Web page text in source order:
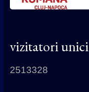
vizitatori unici
2513328